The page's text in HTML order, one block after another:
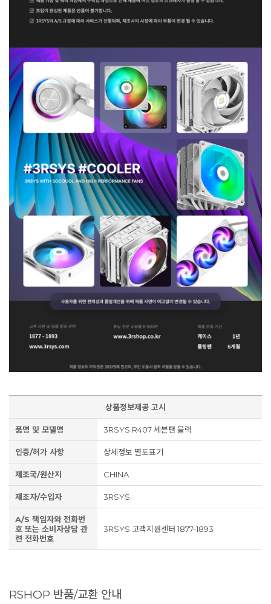
상품정보제공 고시
품명 및 모델명 3RSYS R407 세븐팬 블랙
인증/허가 사항 상세정보 별도표기
제조국/원산지 CHINA
제조자/수입자 3RSYS
A/S 책임자와 전화번
호 또는 소비자상담 관
련 전화번호
3RSYS 고객지원센터 1877-1893
RSHOP 반품/교환 안내